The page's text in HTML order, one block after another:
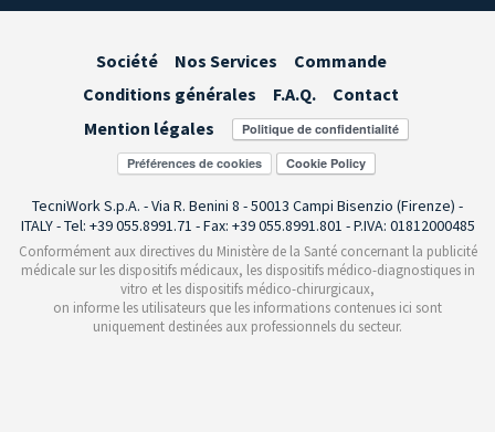
Société Nos Services
Commande
Conditions générales
F.A.Q.
Contact
Mention légales
Préférences de cookies
TecniWork S.p.A. - Via R. Benini 8 - 50013 Campi Bisenzio (Firenze) -
ITALY - Tel: +39 055.8991.71 - Fax: +39 055.8991.801 - P.IVA: 01812000485
Conformément aux directives du Ministère de la Santé concernant la publicité
médicale sur les dispositifs médicaux, les dispositifs médico-diagnostiques in
vitro et les dispositifs médico-chirurgicaux,
on informe les utilisateurs que les informations contenues ici sont
uniquement destinées aux professionnels du secteur.